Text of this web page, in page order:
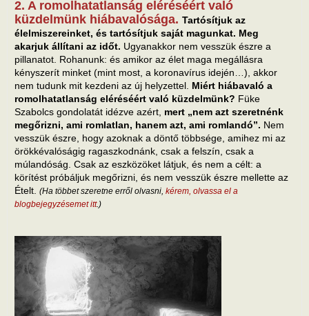
2. A romolhatatlanság eléréséért való
küzdelmünk hiábavalósága. Tartósítjuk az
élelmiszereinket, és tartósítjuk saját magunkat. Meg
akarjuk állítani az időt. Ugyanakkor nem vesszük észre a
pillanatot. Rohanunk: és amikor az élet maga megállásra
kényszerít minket (mint most, a koronavírus idején…), akkor
nem tudunk mit kezdeni az új helyzettel. Miért hiábavaló a
romolhatatlanság eléréséért való küzdelmünk? Füke
Szabolcs gondolatát idézve azért, mert „nem azt szeretnénk
megőrizni, ami romlatlan, hanem azt, ami romlandó”. Nem
vesszük észre, hogy azoknak a döntő többsége, amihez mi az
örökkévalóságig ragaszkodnánk, csak a felszín, csak a
múlandóság. Csak az eszközöket látjuk, és nem a célt: a
körítést próbáljuk megőrizni, és nem vesszük észre mellette az
Ételt. (Ha többet szeretne erről olvasni, kérem, olvassa el a
blogbejegyzésemet itt.)